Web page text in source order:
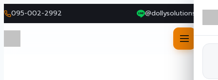
095-002-2992 @dollysolutions